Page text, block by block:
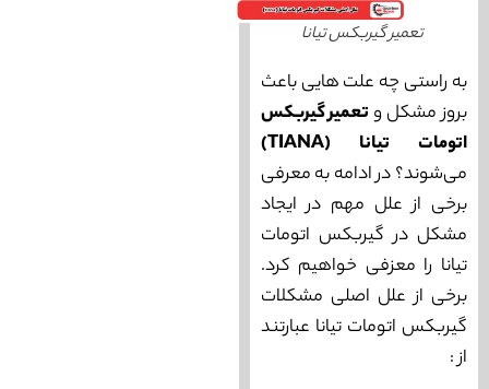
تعمیر گیربکس تیانا
به راستی چه علت هایی باعث
بروز مشکل وتعمیر گیربکس
اتومات تیانا (TIANA)
می‌شوند؟ در ادامه به معرفی
برخی از علل مهم در ایجاد
مشکل در گیربکس اتومات
تیانا را معزفی خواهیم کرد.
برخی از علل اصلی مشکلات
گیربکس اتومات تیانا عبارتند
از :